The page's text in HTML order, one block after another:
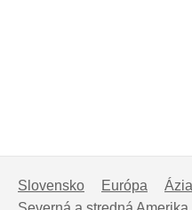
Slovensko Európa Ázia